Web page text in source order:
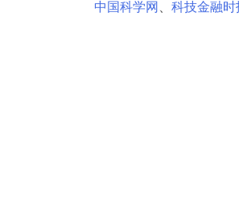
中国科学网 科技金融时